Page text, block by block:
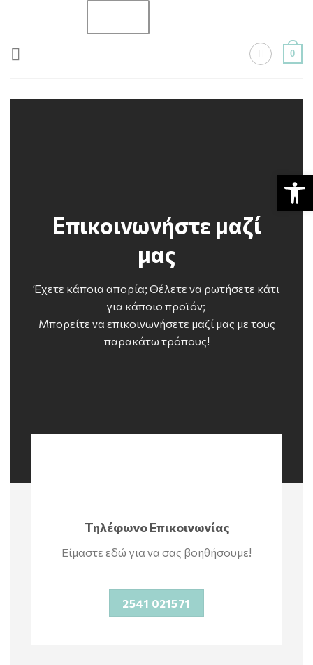
0
Επικοινωνήστε μαζί
μας
Έχετε κάποια απορία; Θέλετε να ρωτήσετε κάτι
για κάποιο προϊόν;
Μπορείτε να επικοινωνήσετε μαζί μας με τους
παρακάτω τρόπους!
Τηλέφωνο Επικοινωνίας
Είμαστε εδώ για να σας βοηθήσουμε!
2541 021571